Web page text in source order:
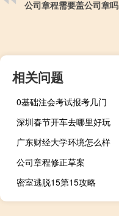
公司章程需要盖公司章吗
相关问题
0基础注会考试报考几门
深圳春节开车去哪里好玩
广东财经大学环境怎么样
公司章程修正草案
密室逃脱15第15攻略